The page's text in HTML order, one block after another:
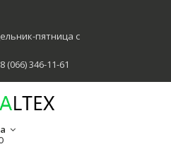
пятница с
346-11-61